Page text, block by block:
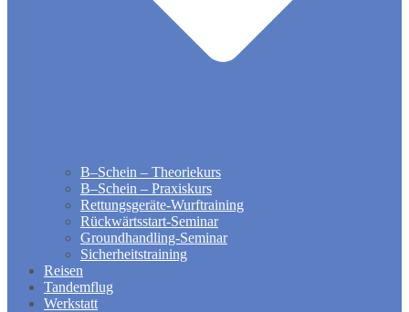
B–Schein – Theoriekurs
B–Schein – Praxiskurs
Rettungsgeräte-Wurftraining
Rückwärtsstart-Seminar
Groundhandling​-Seminar
Sicherheitstraining
Reisen
Tandemflug
Werkstatt